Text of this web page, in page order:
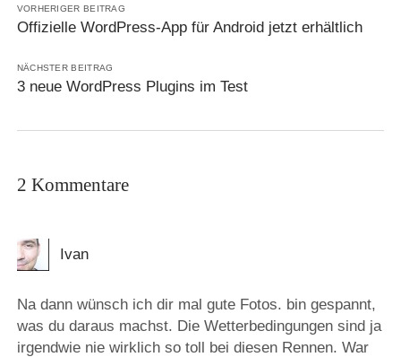
VORHERIGER BEITRAG
Offizielle WordPress-App für Android jetzt erhältlich
NÄCHSTER BEITRAG
3 neue WordPress Plugins im Test
2 Kommentare
Ivan
Na dann wünsch ich dir mal gute Fotos. bin gespannt,
was du daraus machst. Die Wetterbedingungen sind ja
irgendwie nie wirklich so toll bei diesen Rennen. War